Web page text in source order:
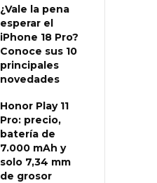
¿Vale la pena
esperar el
iPhone 18 Pro?
Conoce sus 10
principales
novedades
Honor Play 11
Pro: precio,
batería de
7.000 mAh y
solo 7,34 mm
de grosor